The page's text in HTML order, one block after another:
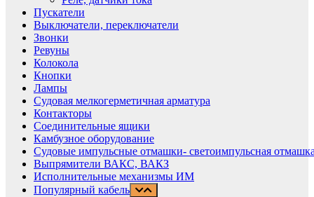
Пускатели
Выключатели, переключатели
Звонки
Ревуны
Колокола
Кнопки
Лампы
Судовая мелкогерметичная арматура
Контакторы
Соединительные ящики
Камбузное оборудование
Судовые импульсные отмашки- светоимпульсная
Выпрямители ВАКС, ВАКЗ
Исполнительные механизмы ИМ
Популярный кабель